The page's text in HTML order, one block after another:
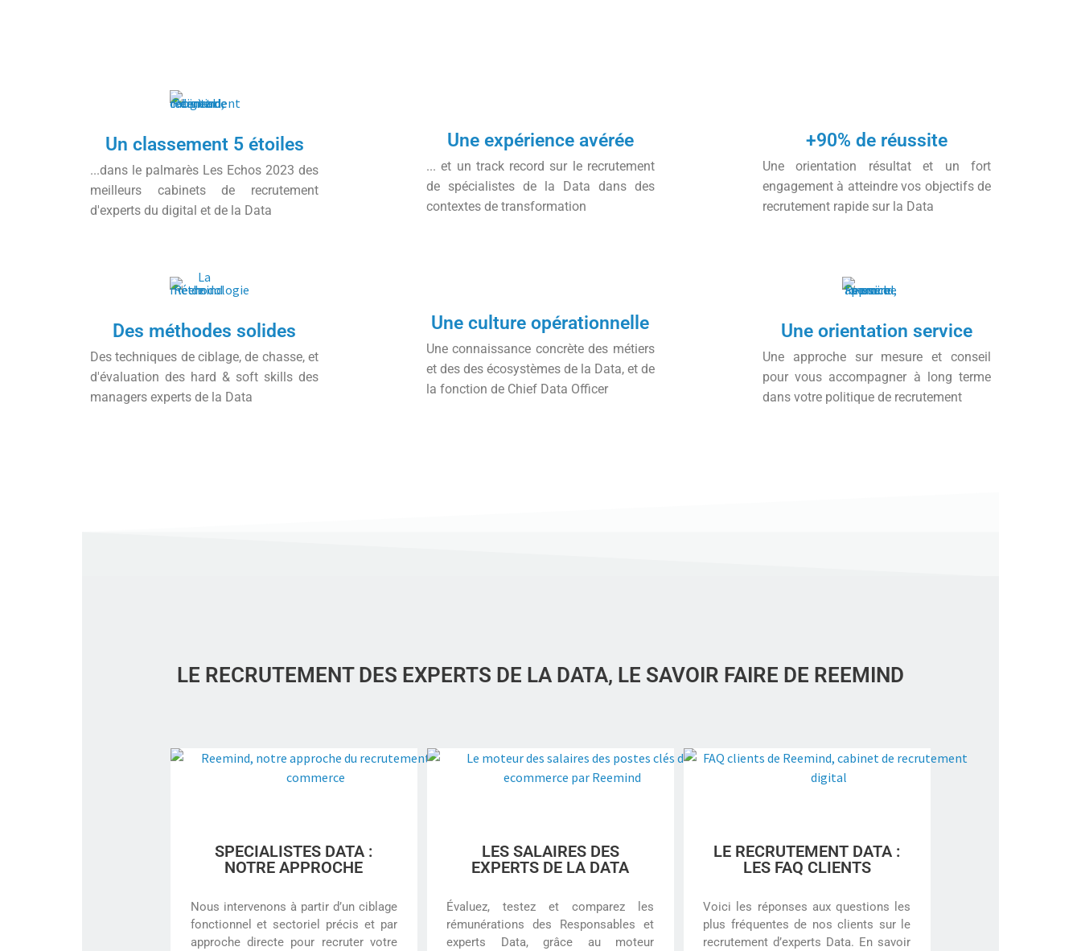
Un classement 5 étoiles
...dans le palmarès Les Echos 2023 des
meilleurs cabinets de recrutement
d'experts du digital et de la Data
Une expérience avérée
... et un track record sur le recrutement
de spécialistes de la Data dans des
contextes de transformation
+90% de réussite
Une orientation résultat et un fort
engagement à atteindre vos objectifs de
recrutement rapide sur la Data
Des méthodes solides
Des techniques de ciblage, de chasse, et
d'évaluation des hard & soft skills des
managers experts de la Data
Une culture opérationnelle
Une connaissance concrète des métiers
et des des écosystèmes de la Data, et de
la fonction de Chief Data Officer
Une orientation service
Une approche sur mesure et conseil
pour vous accompagner à long terme
dans votre politique de recrutement
LE RECRUTEMENT DES EXPERTS DE LA DATA, LE SAVOIR FAIRE DE REEMIND
SPECIALISTES DATA :
NOTRE APPROCHE
Nous intervenons à partir d’un ciblage
fonctionnel et sectoriel précis et par
approche directe pour recruter votre
LES SALAIRES DES
EXPERTS DE LA DATA
Évaluez, testez et comparez les
rémunérations des Responsables et
experts Data, grâce au moteur
LE RECRUTEMENT DATA :
LES FAQ CLIENTS
Voici les réponses aux questions les
plus fréquentes de nos clients sur le
recrutement d’experts Data. En savoir